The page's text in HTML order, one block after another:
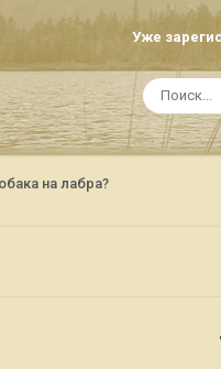
Уже
на лабра?